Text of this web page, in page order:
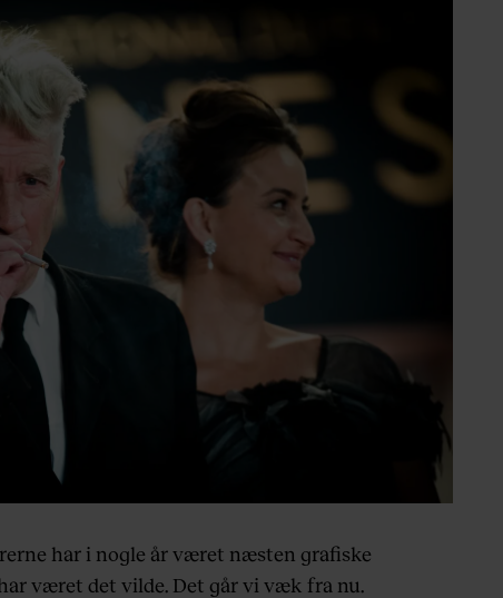
har i nogle år været næsten grafiske
været det vilde. Det går vi væk fra nu.